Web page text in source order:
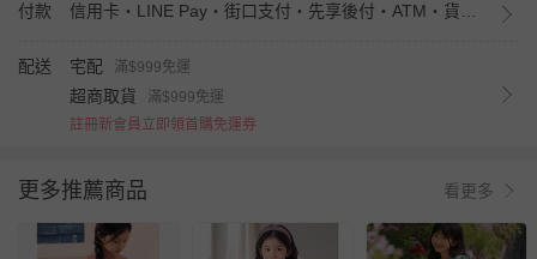
付款
配送 宅配 滿$999免運
超商取貨
滿$999免運
註冊新會員立即領首購免運券
更多推薦商品 看更多